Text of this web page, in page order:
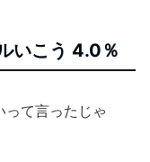
いこう 4.0％
て言ったじゃ